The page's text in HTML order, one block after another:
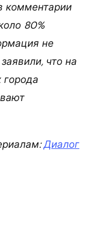
комментарии
80%
не
что на
города
Диалог